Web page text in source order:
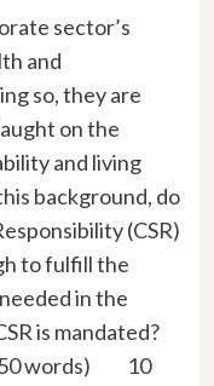
sector’s
and
so, they are
on the
and living
background, do
(CSR)
to fulfill the
in the
is mandated?
150 words) 10